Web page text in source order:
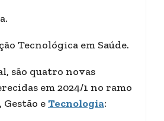
Tecnológica em Saúde.
são quatro novas
em 2024/1 no ramo
eTecnologia: